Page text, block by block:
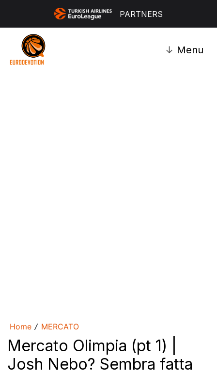
PARTNERS
↓ Menu
Home / MERCATO
Mercato Olimpia (pt 1) |
Josh Nebo? Sembra fatta